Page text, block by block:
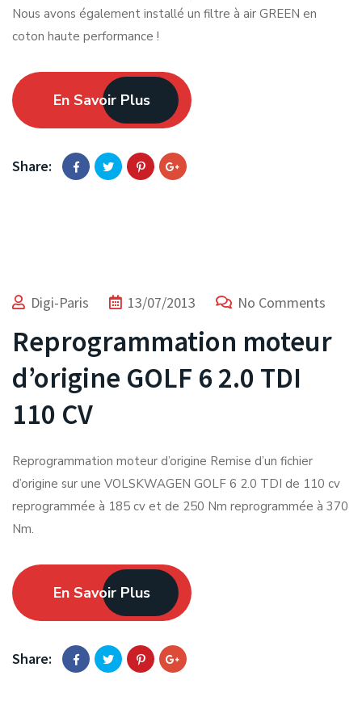
Nous avons également installé un filtre à air GREEN en
coton haute performance !
En Savoir Plus
Share:
Digi-Paris 13/07/2013 No Comments
Reprogrammation moteur
d’origine GOLF 6 2.0 TDI
110 CV
Reprogrammation moteur d’origine Remise d’un fichier
d’origine sur une VOLSKWAGEN GOLF 6 2.0 TDI de 110 cv
reprogrammée à 185 cv et de 250 Nm reprogrammée à 370
Nm.
En Savoir Plus
Share: